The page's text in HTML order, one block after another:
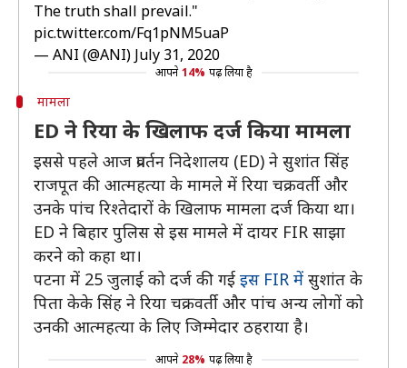
The truth shall prevail."
pic.twitter.com/Fq1pNM5uaP
— ANI (@ANI) July 31, 2020
आपने 14% पढ़ लिया है
मामला
ED ने रिया के खिलाफ दर्ज किया मामला
इससे पहले आज प्रवर्तन निदेशालय (ED) ने सुशांत सिंह
राजपूत की आत्महत्या के मामले में रिया चक्रवर्ती और
उनके पांच रिश्तेदारों के खिलाफ मामला दर्ज किया था।
ED ने बिहार पुलिस से इस मामले में दायर FIR साझा
करने को कहा था।
पटना में 25 जुलाई को दर्ज की गई इस FIR में सुशांत के
पिता केके सिंह ने रिया चक्रवर्ती और पांच अन्य लोगों को
उनकी आत्महत्या के लिए जिम्मेदार ठहराया है।
आपने 28% पढ़ लिया है